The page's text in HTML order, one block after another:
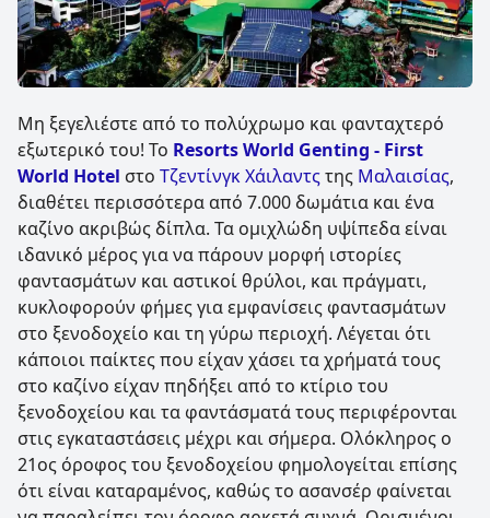
Μη ξεγελιέστε από το πολύχρωμο και φανταχτερό
εξωτερικό του! Το Resorts World Genting - First
World Hotel στο Τζεντίνγκ Χάιλαντςτης Μαλαισίας,
διαθέτει περισσότερα από 7.000 δωμάτια και ένα
καζίνο ακριβώς δίπλα. Τα ομιχλώδη υψίπεδα είναι
ιδανικό μέρος για να πάρουν μορφή ιστορίες
φαντασμάτων και αστικοί θρύλοι, και πράγματι,
κυκλοφορούν φήμες για εμφανίσεις φαντασμάτων
στο ξενοδοχείο και τη γύρω περιοχή. Λέγεται ότι
κάποιοι παίκτες που είχαν χάσει τα χρήματά τους
στο καζίνο είχαν πηδήξει από το κτίριο του
ξενοδοχείου και τα φαντάσματά τους περιφέρονται
στις εγκαταστάσεις μέχρι και σήμερα. Ολόκληρος ο
21ος όροφος του ξενοδοχείου φημολογείται επίσης
ότι είναι καταραμένος, καθώς το ασανσέρ φαίνεται